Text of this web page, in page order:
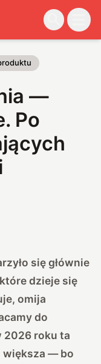
—
Po
się głównie
dzieje się
omija
do
2026 roku ta
większa — bo